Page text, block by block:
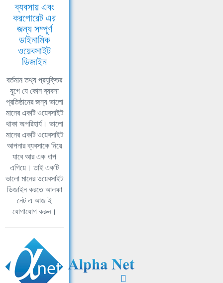
ব্যবসায় এবং
করপোরেট এর
জন্য সম্পূর্ণ
ডাইনামিক
ওয়েবসাইট
ডিজাইন
বর্তমান তথ্য প্রযুক্তির
যুগে যে কোন ব্যবসা
প্রতিষ্ঠানের জন্য ভালো
মানের একটি ওয়েবসাইট
থাকা অপরিহার্য। ভালো
মানের একটি ওয়েবসাইট
আপনার ব্যবসাকে নিয়ে
যাবে আর এক ধাপ
এগিয়ে। তাই একটি
ভালো মানের ওয়েবসাইট
ডিজাইন করতে আলফা
নেট এ আজ ই
যোগাযোগ করুন।